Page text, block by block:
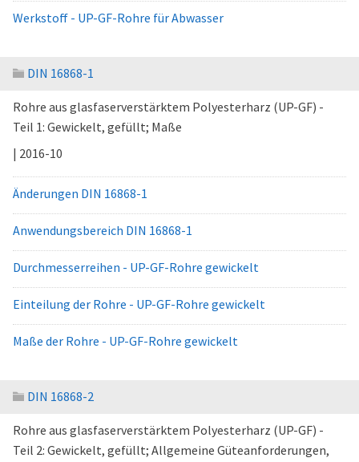
Werkstoff - UP-GF-Rohre für Abwasser
DIN 16868-1
Rohre aus glasfaserverstärktem Polyesterharz (UP-GF) -
Teil 1: Gewickelt, gefüllt; Maße
| 2016-10
Änderungen DIN 16868-1
Anwendungsbereich DIN 16868-1
Durchmesserreihen - UP-GF-Rohre gewickelt
Einteilung der Rohre - UP-GF-Rohre gewickelt
Maße der Rohre - UP-GF-Rohre gewickelt
DIN 16868-2
Rohre aus glasfaserverstärktem Polyesterharz (UP-GF) -
Teil 2: Gewickelt, gefüllt; Allgemeine Güteanforderungen,